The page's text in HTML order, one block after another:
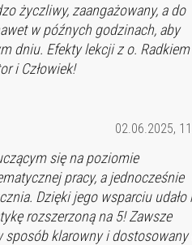
życzliwy, zaangażowany, a do
w późnych godzinach, aby
dniu. Efekty lekcji z o. Radkiem
i Człowiek!
02.06.2025,
się na poziomie
pracy, a jednocześnie
Dzięki jego wsparciu udało
rozszerzoną na 5! Zawsze
sposób klarowny i dostosowany